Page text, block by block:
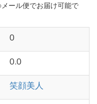
ール便でお届け可能で
0
0.0
笑顔美人